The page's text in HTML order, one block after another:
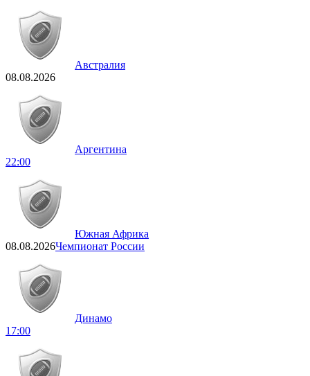
Австралия
08.08.2026
Аргентина
22:00
Южная Африка
08.08.2026Чемпионат России
Динамо
17:00